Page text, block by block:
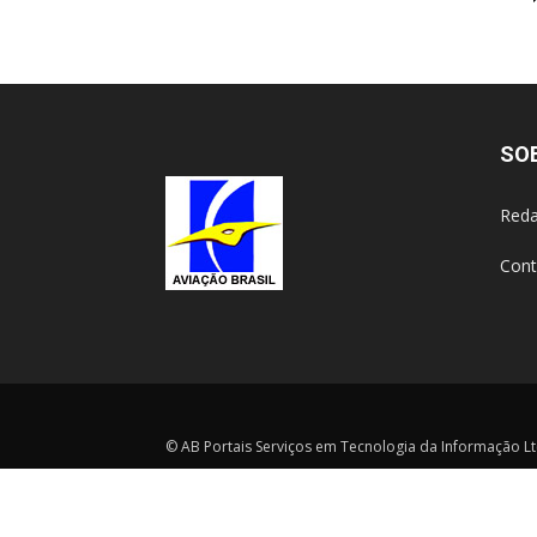
© AB Portais Serviços em Tecnologia da Informação